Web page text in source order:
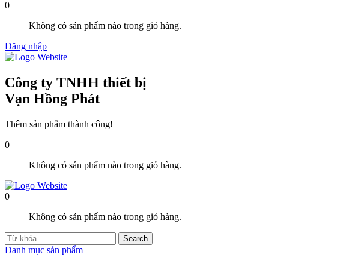
0
Không có sản phẩm nào trong giỏ hàng.
Đăng nhập
Công ty TNHH thiết bị
Vạn Hồng Phát
Thêm sản phẩm thành công!
0
Không có sản phẩm nào trong giỏ hàng.
0
Không có sản phẩm nào trong giỏ hàng.
Danh mục sản phẩm